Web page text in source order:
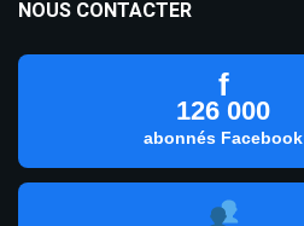
NOUS CONTACTER
f
126 000
abonnés Facebook